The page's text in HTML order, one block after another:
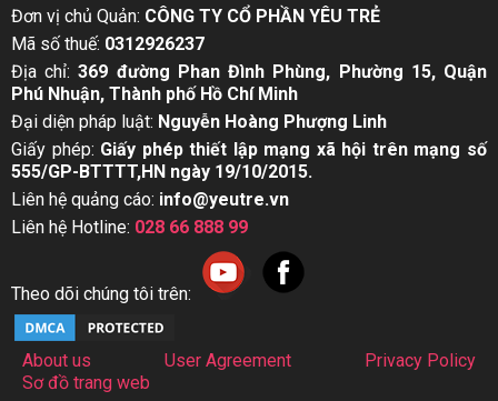
Đơn vị chủ Quản: CÔNG TY CỔ PHẦN YÊU TRẺ
Mã số thuế: 0312926237
Địa chỉ:369 đường Phan Đình Phùng, Phường 15, Quận
Phú Nhuận, Thành phố Hồ Chí Minh
Đại diện pháp luật: Nguyễn Hoàng Phượng Linh
Giấy phép: Giấy phép thiết lập mạng xã hội trên mạng số
555/GP-BTTTT,HN ngày 19/10/2015.
Liên hệ quảng cáo: info@yeutre.vn
Liên hệ Hotline: 028 66 888 99
Theo dõi chúng tôi trên:
About us User Agreement
Privacy Policy
Sơ đồ trang web